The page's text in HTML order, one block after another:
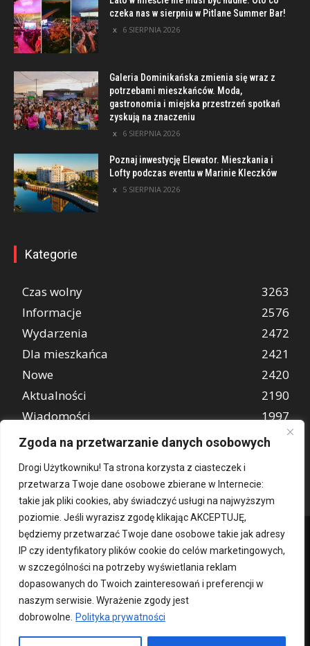
Zgoda na przetwarzanie danych osobowych
Drogi Użytkowniku! Ta strona korzysta z ciasteczek i
przetwarza Twoje dane osobowe zbierane w Internecie:
takie jak pliki cookies, aby świadczyć usługi na najwyższym
poziomie. Jeśli wyrazisz zgodę klikając AKCEPTUJĘ,
będziemy przetwarzać Twoje dane osobowe takie jak adresy
IP czy identyfikatory plików cookie do celów marketingowych,
w szczególności na potrzeby wyświetlania reklam
dopasowanych do Twoich zainteresowań i preferencji w
naszym serwisie. Wyrażenie zgody jest
dobrowolne.
Polityka prywatności
czeka nas w sierpniu w Pitlane Summer Bar!
6 SIERPNIA 2026
Galeria Dominikańska zmienia się wraz z
potrzebami mieszkańców. Moda,
gastronomia i miejska przestrzeń spotkań
zyskują na znaczeniu
6 SIERPNIA 2026
Poznaj inwestycję Elewator. Mieszkania i
Lofty podczas eventu w Marinie Kleczków
5 SIERPNIA 2026
Kategorie
Czas wolny
3263
Informacje
2576
Wydarzenia
2472
Dla mieszkańca
2421
Nowe
2420
Aktualności
2190
Wiadomości
1997
REKLAMA
849
Kontakt O nas Patronat medialny